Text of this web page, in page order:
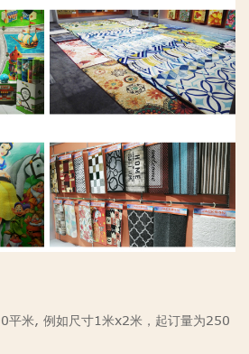
平米, 例如尺寸1米x2米，起订量为250